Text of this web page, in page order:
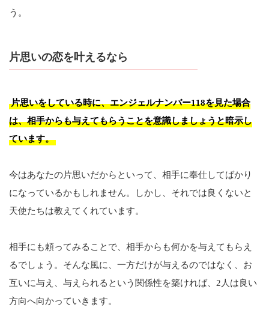
う。
片思いの恋を叶えるなら
片思いをしている時に、エンジェルナンバー118を見た場合
は、相手からも与えてもらうことを意識しましょうと暗示し
ています。
今はあなたの片思いだからといって、相手に奉仕してばかり
になっているかもしれません。しかし、それでは良くないと
天使たちは教えてくれています。
相手にも頼ってみることで、相手からも何かを与えてもらえ
るでしょう。そんな風に、一方だけが与えるのではなく、お
互いに与え、与えられるという関係性を築ければ、2人は良い
方向へ向かっていきます。